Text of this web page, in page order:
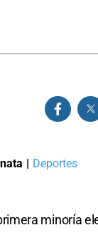
| Deportes
minoría